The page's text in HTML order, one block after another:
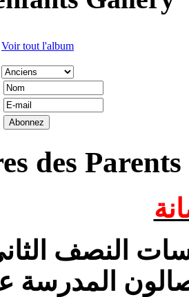
Voir tout l'album
des
النصف
2013/ 2014( في صالون